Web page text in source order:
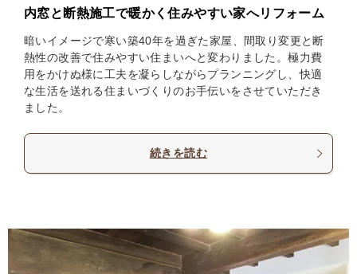
内窓と断熱施工で暖かく住みやすい家へリフォーム
暗いイメージで寒い築40年を過ぎた家屋、間取り変更と断
熱性の改善で住みやすい住まいへと変わりました。極力費
用をかけぬ様に工夫を凝らしながらプランニングし、快適
な生活を送れる住まいづくりのお手伝いをさせていただき
ました。
続きを読む